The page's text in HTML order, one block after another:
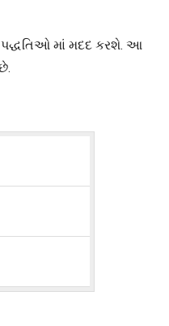
પદ્ધતિઓ માં મદદ કરશે. આ